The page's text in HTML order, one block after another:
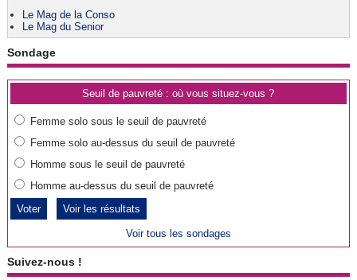
Le Mag de la Conso
Le Mag du Senior
Sondage
Seuil de pauvreté : où vous situez-vous ?
Femme solo sous le seuil de pauvreté
Femme solo au-dessus du seuil de pauvreté
Homme sous le seuil de pauvreté
Homme au-dessus du seuil de pauvreté
Voir les résultats
Voir tous les sondages
Suivez-nous !